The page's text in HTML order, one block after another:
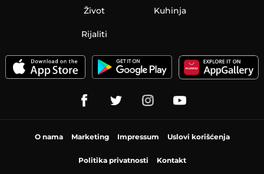
Život Kuhinja
Rijaliti
O nama Marketing Impressum Uslovi korišćenja
Politika privatnosti Kontakt